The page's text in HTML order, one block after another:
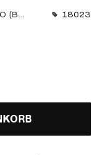
512) 18023